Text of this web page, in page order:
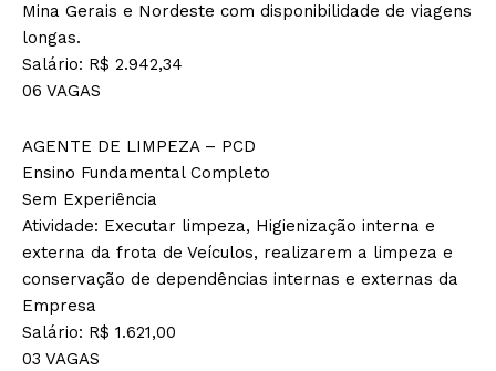
Mina Gerais e Nordeste com disponibilidade de viagens
longas.
Salário: R$ 2.942,34
06 VAGAS
AGENTE DE LIMPEZA – PCD
Ensino Fundamental Completo
Sem Experiência
Atividade: Executar limpeza, Higienização interna e
externa da frota de Veículos, realizarem a limpeza e
conservação de dependências internas e externas da
Empresa
Salário: R$ 1.621,00
03 VAGAS